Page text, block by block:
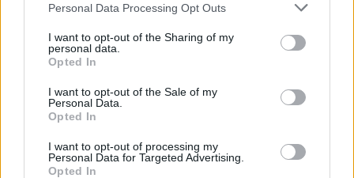
Personal Data Processing Opt Outs
I want to opt-out of the Sharing of my
personal data.
Opted In
I want to opt-out of the Sale of my
Personal Data.
Opted In
I want to opt-out of processing my
Personal Data for Targeted Advertising.
Opted In
Βινίσιους: Υπογράφει νέο
εξαετές συμβόλαιο ο
Βραζιλιάνος
Σύμφωνα με τον Φαμπρίτσιο Ρομάνο ο
Βραζιλιάνος είναι έτοιμος να αποδεχτεί
Meta έξυπνα γυαλιά: Γιατί
εστιατόρια, παμπ και θέατρα